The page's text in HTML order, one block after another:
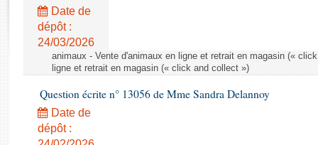
Rapports législatifs
Rapports sur l'application des lois
Baromètre de l’application des lois
Dossiers législatifs
Budget et sécurité sociale
Questions écrites et orales
Date de
dépôt :
24/03/2026
animaux - Vente d'animaux en ligne et retrait en magasin («
ligne et retrait en magasin (« click and collect »)
Question écrite n° 13056 de Mme Sandra Delannoy
Date de
dépôt :